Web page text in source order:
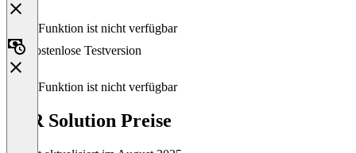
Diese Funktion ist nicht verfügbar
Kostenlose Testversion
Diese Funktion ist nicht verfügbar
CSR Solution Preise